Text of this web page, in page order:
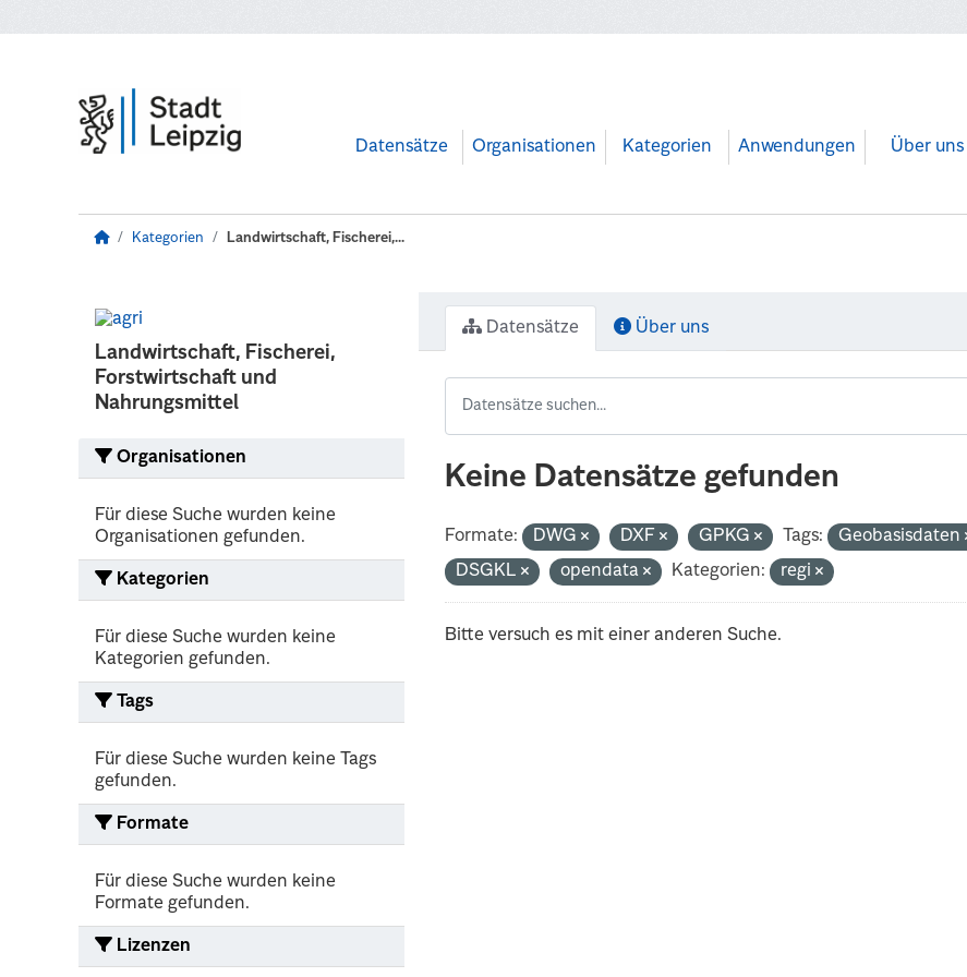
Datensätze Organisationen Kategorien Anwendungen Über uns
Kategorien Landwirtschaft, Fischerei,...
Landwirtschaft, Fischerei,
Forstwirtschaft und
Nahrungsmittel
Organisationen
Für diese Suche wurden keine
Organisationen gefunden.
Kategorien
Für diese Suche wurden keine
Kategorien gefunden.
Tags
Für diese Suche wurden keine Tags
gefunden.
Formate
Für diese Suche wurden keine
Formate gefunden.
Lizenzen
Datensätze Über uns
Keine Datensätze gefunden
Formate: DWG DXF GPKG Tags:
Geobasisdaten
DSGKL
opendata Kategorien: regi
Bitte versuch es mit einer anderen Suche.